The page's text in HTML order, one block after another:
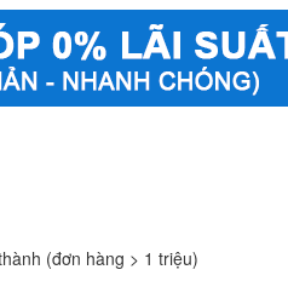
(đơn hàng > 1 triệu)